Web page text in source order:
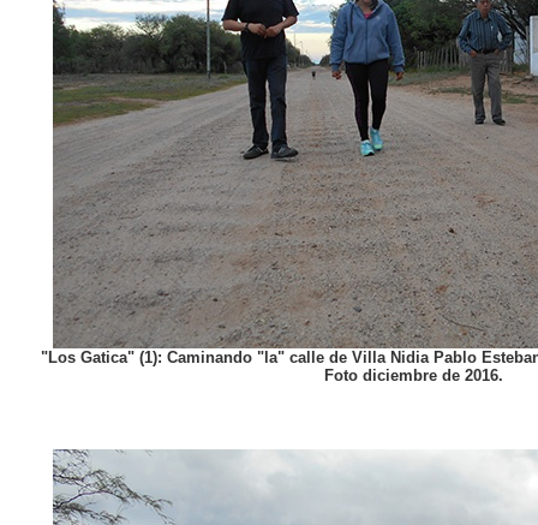
"Los Gatica" (1): Caminando "la" calle de Villa Nidia Pablo
Foto diciembre de 2016.